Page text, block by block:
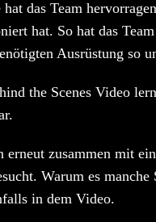
das Team
hat. So hat das
Ausrüstung so
the Scenes Video
erneut zusammen mit
Warum es
in dem Video.